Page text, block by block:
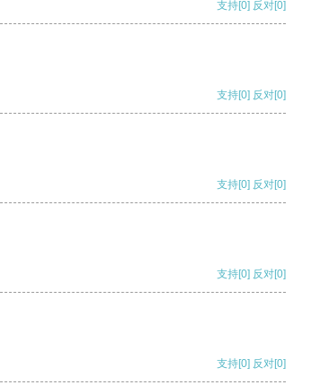
支持[0] 反对[0]
支持[0] 反对[0]
支持[0] 反对[0]
支持[0] 反对[0]
支持[0] 反对[0]